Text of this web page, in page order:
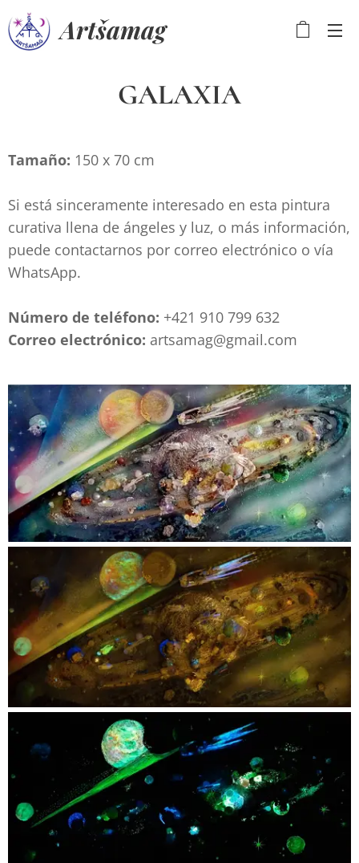
Artšamag
GALAXIA
Tamaño: 150 x 70 cm
Si está sinceramente interesado en esta pintura
curativa llena de ángeles y luz, o más información,
puede contactarnos por correo electrónico o vía
WhatsApp.
Número de teléfono: +421 910 799 632
Correo electrónico: artsamag@gmail.com